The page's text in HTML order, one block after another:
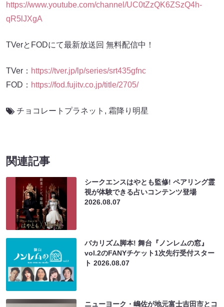
https://www.youtube.com/channel/UC0tZzQK6ZSzQ4h-
qR5lJXgA
TVerとFODにて最新放送回 無料配信中！
TVer： https://tver.jp/lp/series/srt435gfnc
FOD： https://fod.fujitv.co.jp/title/2705/
チョコレートプラネット , 霜降り明星
関連記事
シークエンスはやとも監修! ペアリング霊
視が体験できる占いコンテンツ登場
2026.08.07
バカリズム脚本! 舞台『ノンレムの窓』
vol.2のFANYチケット1次先行受付スター
ト2026.08.07
ニューヨーク・嶋佐が地元富士吉田市とコ